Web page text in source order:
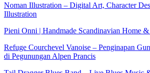
Noman Illustration – Digital Art, Character
Illustration
Pieni Onni | Handmade Scandinavian Home
Refuge Courchevel Vanoise – Penginapan
di Pegunungan Alpen Prancis